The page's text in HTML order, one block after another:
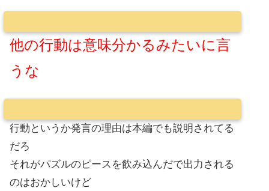
他の行動は意味分かるみたいに言
うな
行動というか発言の理由は本編でも説明されてる
だろ
それがパズルのピースを飲み込んだで出力される
のはおかしいけど